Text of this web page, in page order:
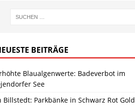
BEITRÄGE
Blaualgenwerte: Badeverbot im
See
Billstedt: Parkbänke in Schwarz Rot Gold